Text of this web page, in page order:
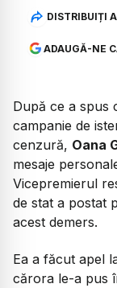
DISTRIBUIȚI
ADAUGĂ-NE
După ce a spus
campanie de
cenzură, Oana
mesaje
Vicepremierul
de stat a postat
acest demers.
Ea a făcut apel
cărora le-a pus